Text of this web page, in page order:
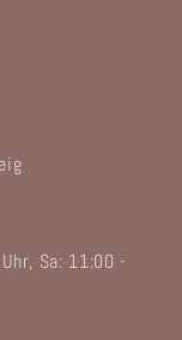
Sa: 11:00 -